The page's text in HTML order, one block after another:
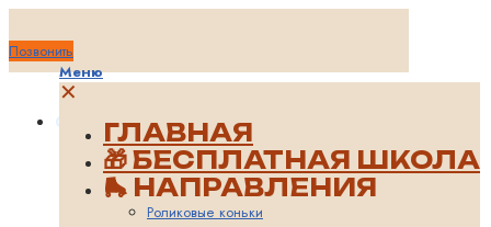
Позвонить
Меню
✕
ГЛАВНАЯ
🎁 БЕСПЛАТНАЯ ШКОЛА
🛼 НАПРАВЛЕНИЯ
Роликовые коньки
О НАС
Про
Роллерсберг
Наш зал
Социальная